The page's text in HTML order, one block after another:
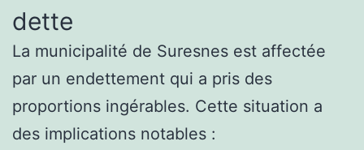
dette
La municipalité de Suresnes est affectée
par un endettement qui a pris des
proportions ingérables. Cette situation a
des implications notables :